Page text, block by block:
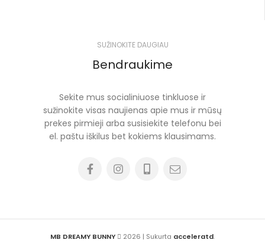
SUŽINOKITE DAUGIAU
Bendraukime
Sekite mus socialiniuose tinkluose ir
sužinokite visas naujienas apie mus ir mūsų
prekes pirmieji arba susisiekite telefonu bei
el. paštu iškilus bet kokiems klausimams.
MB DREAMY BUNNY 2026 | Sukurta acceleratd.